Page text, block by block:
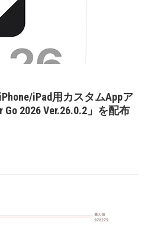
iPad用カスタムAppア
2026 Ver.26.0.2」を配布